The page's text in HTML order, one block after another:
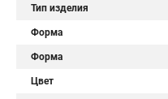
Тип изделия
Форма
Форма
Цвет